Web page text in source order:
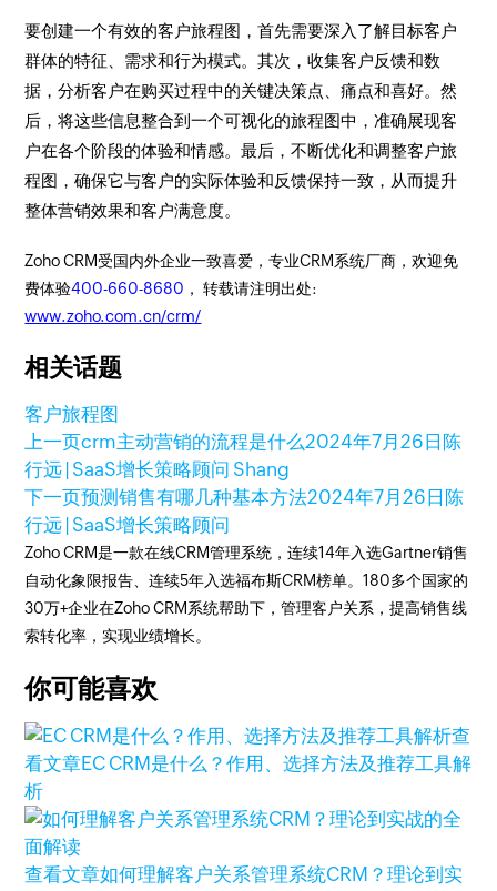
要创建一个有效的客户旅程图，首先需要深入了解目标客户
群体的特征、需求和行为模式。其次，收集客户反馈和数
据，分析客户在购买过程中的关键决策点、痛点和喜好。然
后，将这些信息整合到一个可视化的旅程图中，准确展现客
户在各个阶段的体验和情感。最后，不断优化和调整客户旅
程图，确保它与客户的实际体验和反馈保持一致，从而提升
整体营销效果和客户满意度。
Zoho CRM受国内外企业一致喜爱，专业CRM系统厂商，欢迎免
费体验400-660-8680 ， 转载请注明出处:
www.zoho.com.cn/crm/
相关话题
客户旅程图
上一页crm主动营销的流程是什么2024年7月26日 陈
行远 | SaaS增长策略顾问 Shang
下一页预测销售有哪几种基本方法2024年7月26日 陈
行远 | SaaS增长策略顾问
Zoho CRM是一款在线CRM管理系统，连续14年入选Gartner销售
自动化象限报告、连续5年入选福布斯CRM榜单。180多个国家的
30万+企业在Zoho CRM系统帮助下，管理客户关系，提高销售线
索转化率，实现业绩增长。
你可能喜欢
查
看文章EC CRM是什么？作用、选择方法及推荐工具解
析
查看文章如何理解客户关系管理系统CRM？理论到实